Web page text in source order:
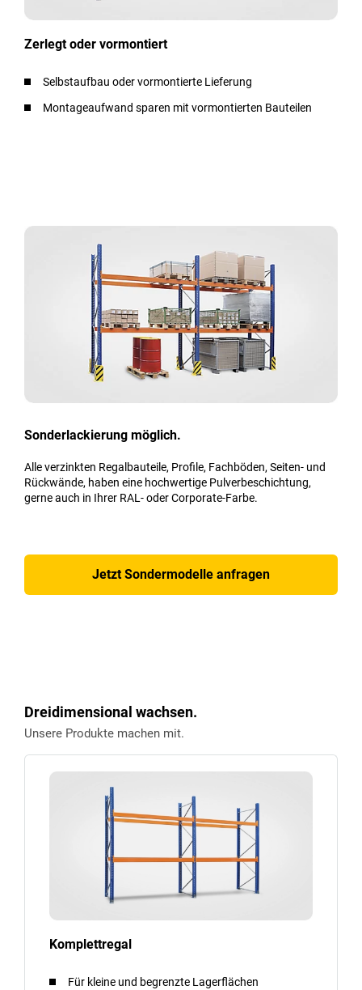
Zerlegt oder vormontiert
Selbstaufbau oder vormontierte Lieferung
Montageaufwand sparen mit vormontierten Bauteilen
Sonderlackierung möglich.
Alle verzinkten Regalbauteile, Profile, Fachböden, Seiten- und
Rückwände, haben eine hochwertige Pulverbeschichtung,
gerne auch in Ihrer RAL- oder Corporate-Farbe.
Jetzt Sondermodelle anfragen
Dreidimensional wachsen.
Unsere Produkte machen mit.
Komplettregal
Für kleine und begrenzte Lagerflächen